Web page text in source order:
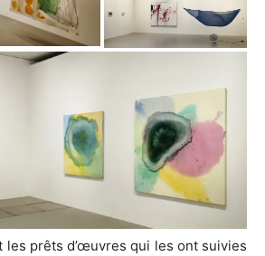
les prêts d’œuvres qui les ont suivies